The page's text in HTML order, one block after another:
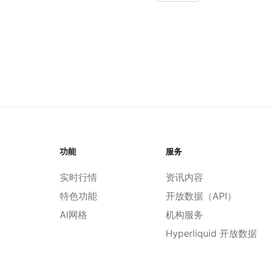
功能
实时行情
特色功能
AI网格
服务
资讯内容
开放数据（API）
机构服务
Hyperliquid 开放数据